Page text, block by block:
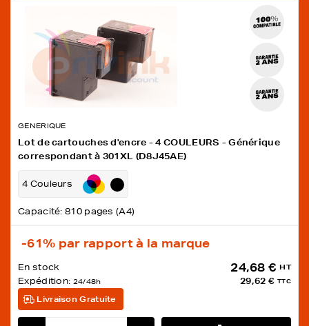
GENERIQUE
Lot de cartouches d'encre - 4 COULEURS - Générique
correspondant à 301XL (D8J45AE)
4 Couleurs
Capacité: 810 pages (A4)
-61% par rapport à la marque
En stock
Expédition: 24/48h
24,68 € HT
29,62 € TTC
Livraison Gratuite